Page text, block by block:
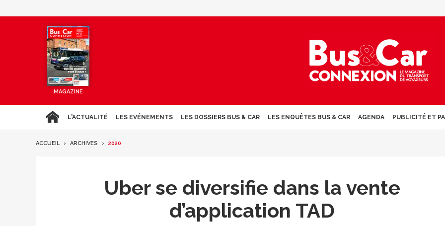
MAGAZINE
L'ACTUALITÉ LES EVÉNEMENTS LES DOSSIERS BUS & CAR LES ENQUÊTES BUS & CAR AGENDA PUBLICITÉ ET
ACCUEIL ARCHIVES 2020
Uber se diversifie dans la vente
d’application TAD